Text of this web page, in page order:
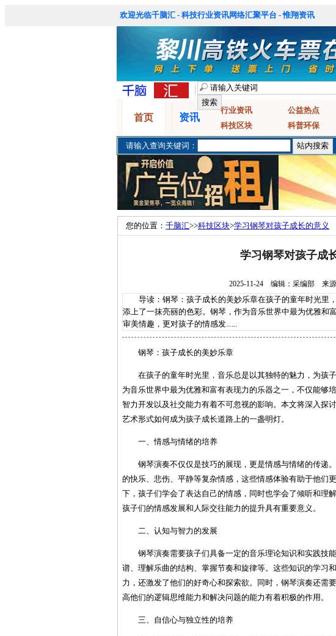
欢迎光临千脑汇 - 科技行业资讯网络汇聚平台 - 惟翔资讯
首页 资讯
行业资讯
公益热点
科技区块
科普环保
请输入查询关键词：
您的位置： 千脑汇>>科技区块>学习钢琴对孩子成长的意义
学习钢琴对孩子成
2025-11-24 编辑：采编部 来
导读：钢琴：孩子成长的美妙乐章在孩子的童年时光里
添上了一抹亮丽的色彩。钢琴，作为音乐世界中最为优雅和
审美情趣，更对孩子的情感发......
钢琴：孩子成长的美妙乐章
在孩子的童年时光里，音乐总是以其独特的魅力，为孩
为音乐世界中最为优雅和富有表现力的乐器之一，不仅能够
智力开发以及社交能力有着不可忽视的影响。本文将深入探
艺术形式如何成为孩子成长道路上的一盏明灯。
一、情感与情绪的培养
钢琴演奏不仅仅是技巧的展现，更是情感与情绪的传递
的快乐、悲伤、平静等复杂情感，这些情感体验有助于他们
下，孩子们学会了表达自己的情感，同时也学会了倾听和理
孩子们的情感发展和人际交往能力的提升具有重要意义。
二、认知与智力的发展
钢琴演奏需要孩子们具备一定的音乐理论知识和实践技
谱、理解乐曲的结构、掌握节奏和旋律等。这些知识的学习
力，还激发了他们的好奇心和探索欲。同时，钢琴演奏还需
高他们的逻辑思维能力和解决问题的能力有着积极的作用。
三、自信心与独立性的培养